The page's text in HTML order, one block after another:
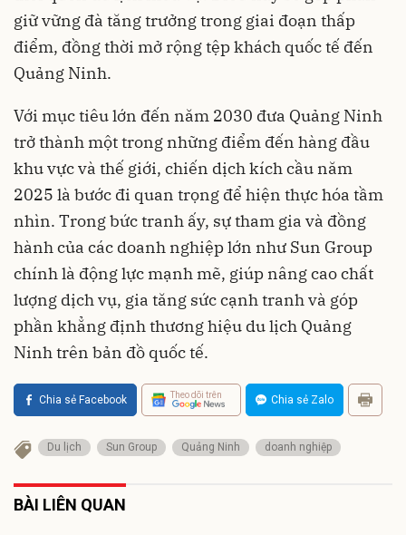
giữ vững đà tăng trưởng trong giai đoạn thấp
điểm, đồng thời mở rộng tệp khách quốc tế đến
Quảng Ninh.
Với mục tiêu lớn đến năm 2030 đưa Quảng Ninh
trở thành một trong những điểm đến hàng đầu
khu vực và thế giới, chiến dịch kích cầu năm
2025 là bước đi quan trọng để hiện thực hóa tầm
nhìn. Trong bức tranh ấy, sự tham gia và đồng
hành của các doanh nghiệp lớn như Sun Group
chính là động lực mạnh mẽ, giúp nâng cao chất
lượng dịch vụ, gia tăng sức cạnh tranh và góp
phần khẳng định thương hiệu du lịch Quảng
Ninh trên bản đồ quốc tế.
Chia sẻ Facebook Theo dõi trên Chia sẻ Zalo
Du lịch Sun Group Quảng Ninh doanh nghiệp
BÀI LIÊN QUAN